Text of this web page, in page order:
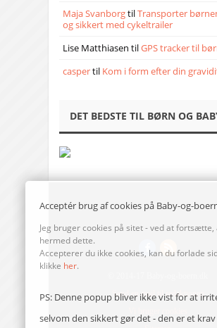
Maja SvanborgtilTransporter
og sikkert med cykeltrailer
Lise Matthiasen tilGPS tracker til
caspertil Kom i form efter din
DET BEDSTE TIL BØRN OG
Send en mail til redaktionen
Acceptér brug af cookies på Baby-og-
Jeg bruger cookies på sitet - ved at
hermed dette.
Accepterer du ikke cookies, kan du forlade
klikke her.
PS: Denne popup bliver ikke vist for at
selvom den sikkert gør det - den er et krav